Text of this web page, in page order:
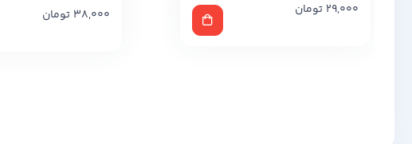
29,000 تومان 38,000 تومان